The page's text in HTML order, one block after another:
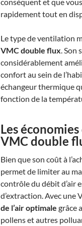
rapidement tout en
Le type de ventilation
VMC double flux. Son
considérablement
confort au sein de
échangeur thermique
fonction de la
Les
VMC double
Bien que son coût à
permet de limiter au
contrôle du débit d’air
d’extraction. Avec une
de l’air optimale grâce
pollens et autres